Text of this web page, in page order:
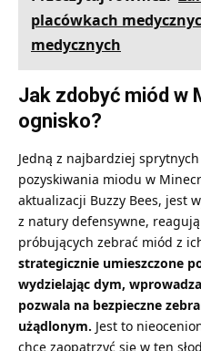
placówkach
medycznych
Jak zdobyć miód w
ognisko?
Jedną z najbardziej
pozyskiwania miodu w
aktualizacji Buzzy Bees, jest
z natury defensywne,
próbujących zebrać miód z
strategicznie umieszczone
wydzielając dym,
pozwala na bezpieczne
użądlonym. Jest to
chce zaopatrzyć się w ten